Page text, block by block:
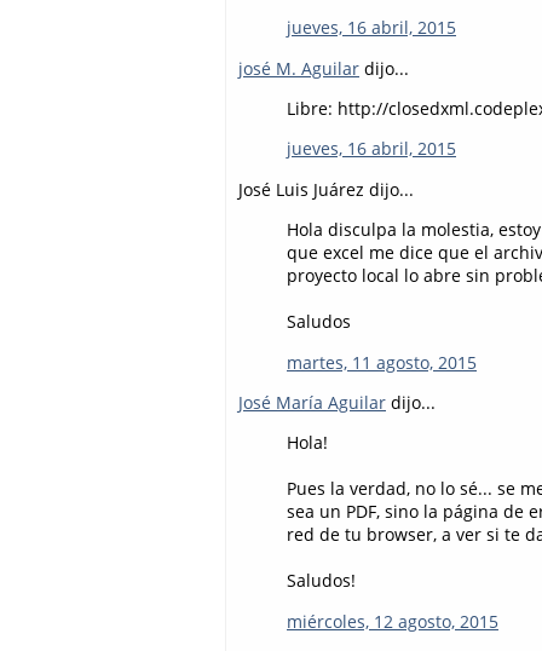
jueves, 16 abril, 2015
josé M. Aguilar dijo...
Libre: http://
jueves, 16 abril, 2015
José Luis Juárez dijo...
Hola disculpa la molestia,
que excel me dice que el
proyecto local lo abre sin
Saludos
martes, 11 agosto, 2015
José María Aguilar dijo...
Hola!
Pues la verdad, no lo sé... se
sea un PDF, sino la página de
red de tu browser, a ver si te
Saludos!
miércoles, 12 agosto, 2015